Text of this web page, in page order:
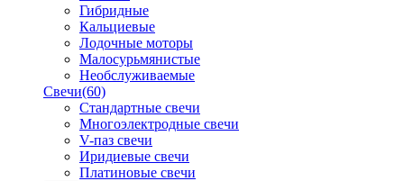
Гибридные
Кальциевые
Лодочные моторы
Малосурьмянистые
Необслуживаемые
Свечи(60)
Стандартные свечи
Многоэлектродные свечи
V-паз свечи
Иридиевые свечи
Платиновые свечи